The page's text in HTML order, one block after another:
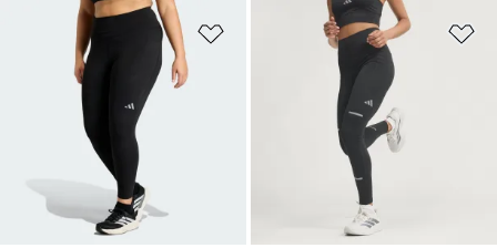
Ajouter à la Liste de produits